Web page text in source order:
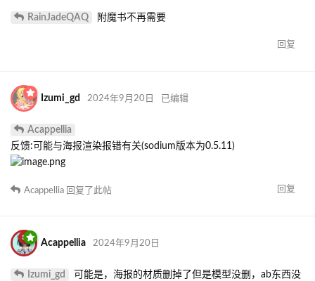
RainJadeQAQ 附魔书不再需要
回复
Izumi_gd 2024年9月20日 已编辑
Acappellia
反馈:可能与海报渲染报错有关(sodium版本为0.5.11)
回复
Acappellia 回复了此帖
Acappellia 2024年9月20日
Izumi_gd
可能是，海报的材质删掉了但是模型没删，ab东西没